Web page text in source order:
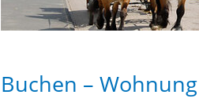
Buchen –